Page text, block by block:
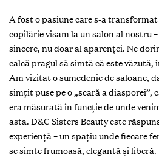
A fost o pasiune care s-a
copilărie visam la un salon al nostru
sincere, nu doar al aparenței. Ne
calcă pragul să simtă că este văzută,
Am vizitat o sumedenie de saloane,
simțit puse pe o „scară a diasporei”,
era măsurată în funcție de unde
asta. D&C Sisters Beauty este
experiență – un spațiu unde fiecare
se simte frumoasă, elegantă și liberă.